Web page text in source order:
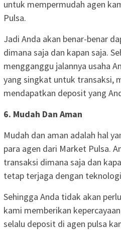
untuk mempermudah agen
Pulsa.
Jadi Anda akan benar-benar
dimana saja dan kapan saja.
mengganggu jalannya usaha
yang singkat untuk transaksi,
mendapatkan deposit yang
6. Mudah Dan Aman
Mudah dan aman adalah hal
para agen dari Market Pulsa.
transaksi dimana saja dan
tetap terjaga dengan
Sehingga Anda tidak akan
kami memberikan
selalu deposit di agen pulsa